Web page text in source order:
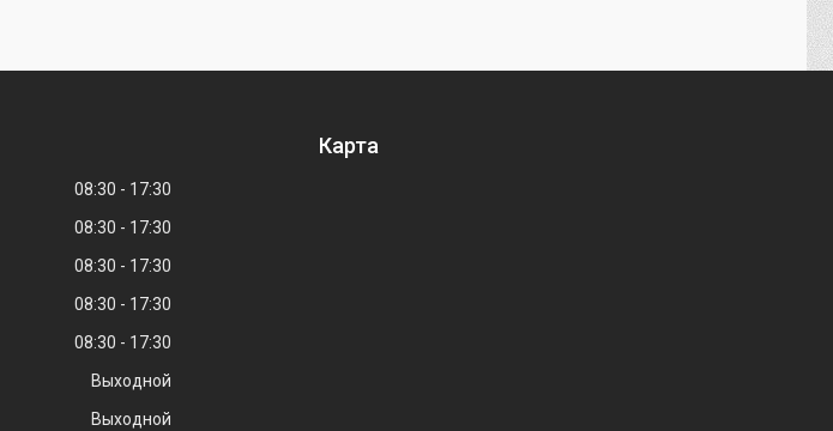
08:30
17:30
08:30
17:30
08:30
17:30
08:30
17:30
08:30
17:30
Выходной
Выходной
Карта